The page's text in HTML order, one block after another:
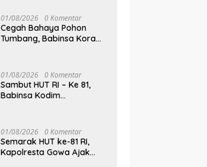
Pangdivif 3/Kostrad
01/08/2026 0 Komentar
Cegah Bahaya Pohon
Tumbang, Babinsa Koramil
Bakti Pangkas Ranting
Pohon Bersama Warga
Bonto Baddo
01/08/2026 0 Komentar
Sambut HUT RI – Ke 81,
Babinsa Kodim
Kedisiplinan Calon
Paskibraka Kecamatan
Bontonompo
01/08/2026 0 Komentar
Semarak HUT ke-81 RI,
Kapolresta Gowa Ajak